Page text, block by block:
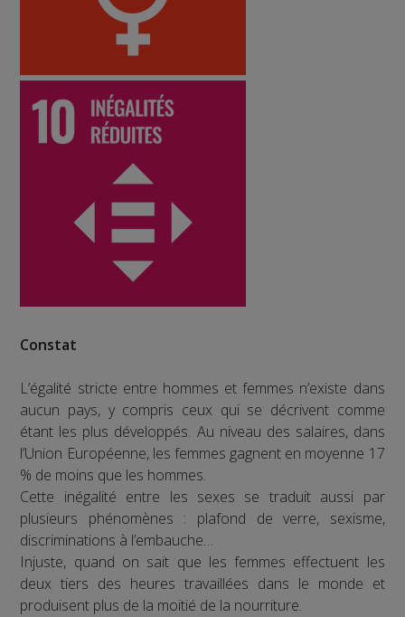
Constat
L’égalité stricte entre hommes et femmes n’existe dans
aucun pays, y compris ceux qui se décrivent comme
étant les plus développés. Au niveau des salaires, dans
l’Union Européenne, les femmes gagnent en moyenne 17
% de moins que les hommes.
Cette inégalité entre les sexes se traduit aussi par
plusieurs phénomènes : plafond de verre, sexisme,
discriminations à l’embauche…
Injuste, quand on sait que les femmes effectuent les
deux tiers des heures travaillées dans le monde et
produisent plus de la moitié de la nourriture.